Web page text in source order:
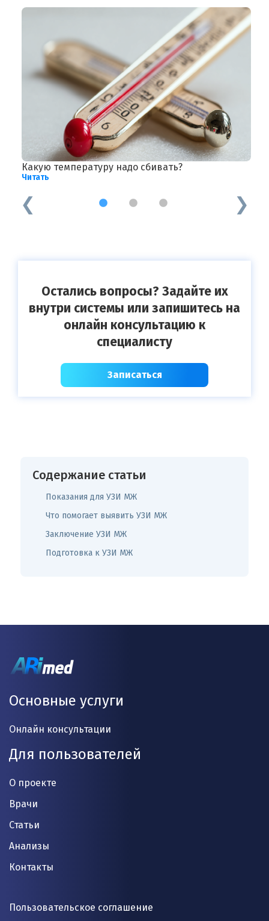
Какую температуру надо сбивать?
Читать
1 2 3
Остались вопросы? Задайте их
внутри системы или запишитесь на
онлайн консультацию к
специалисту
Записаться
Содержание статьи
Показания для УЗИ МЖ
Что помогает выявить УЗИ МЖ
Заключение УЗИ МЖ
Подготовка к УЗИ МЖ
Основные услуги
Онлайн консультации
Для пользователей
О проекте
Врачи
Статьи
Анализы
Контакты
Пользовательское соглашение